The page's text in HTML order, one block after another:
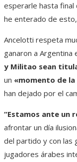
esperarle hasta final
he enterado de
Ancelotti respeta
ganaron a Argentina
y Militao sean
un «momento de
han dejado por el
“Estamos ante un
afrontar un día
del partido y con las
jugadores árabes